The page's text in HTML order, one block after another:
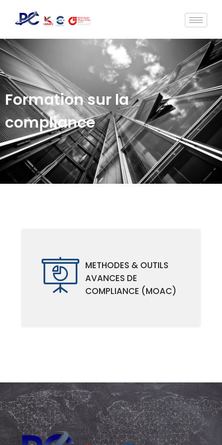
Formation sur la
compliance
METHODES & OUTILS
AVANCES DE
COMPLIANCE (MOAC)